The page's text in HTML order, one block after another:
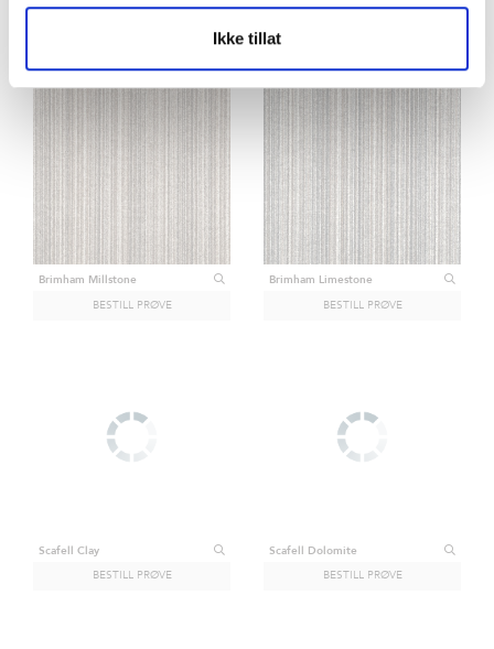
Ikke tillat
Causeway Dolomite Causeway Millstone
Brimham Millstone Brimham Limestone
Scafell Clay Scafell Dolomite